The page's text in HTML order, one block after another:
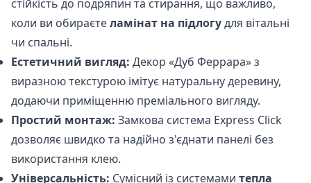
стійкість до подряпин та стирання, що важливо,
коли ви обираєтеламінат на підлогудля вітальні
чи спальні.
Естетичний вигляд: Декор «Дуб Феррара» з
виразною текстурою імітує натуральну деревину,
додаючи приміщенню преміального вигляду.
Простий монтаж: Замкова система Express Click
дозволяє швидко та надійно з'єднати панелі без
використання клею.
Універсальність: Сумісний із системами тепла